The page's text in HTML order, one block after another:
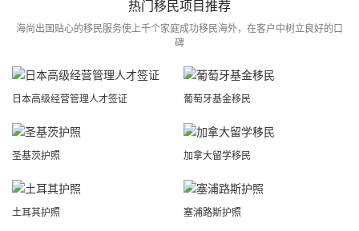
热门移民项目推荐
海尚出国贴心的移民服务使上千个家庭成功移民海外，在客户中树立良好的口
碑
日本高级经营管理人才签证 葡萄牙基金移民
圣基茨护照 加拿大留学移民
土耳其护照 塞浦路斯护照